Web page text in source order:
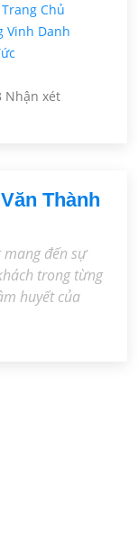
Trang Chủ
Vinh Danh
Nhận xét
Thành
mang đến sự
trong từng
huyết của